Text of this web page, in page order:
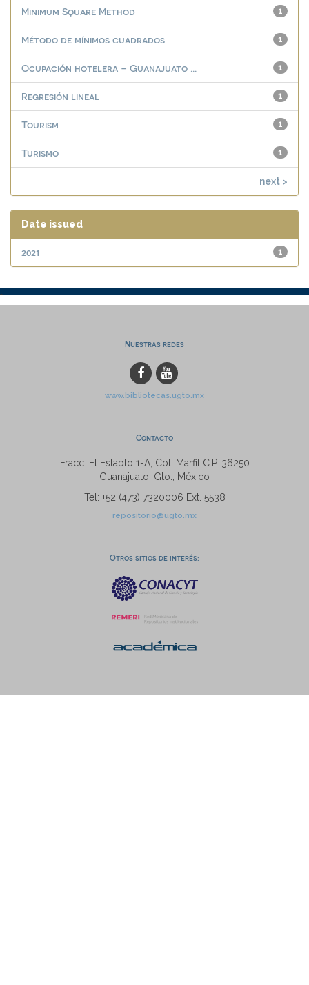
1
Minimum Square Method
1
Método de mínimos cuadrados
1
Ocupación hotelera – Guanajuato ...
1
Regresión lineal
1
Tourism
1
Turismo
next >
Date issued
1
2021
Nuestras redes
www.bibliotecas.ugto.mx
Contacto
Fracc. El Establo 1-A, Col. Marfil C.P. 36250
Guanajuato, Gto., México
Tel: +52 (473) 7320006 Ext. 5538
repositorio@ugto.mx
Otros sitios de interés: